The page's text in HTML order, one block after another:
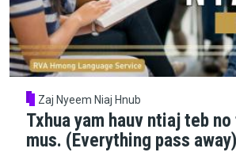
Zaj Nyeem Niaj Hnub
Txhua yam hauv ntiaj teb
mus. (Everything pass away)